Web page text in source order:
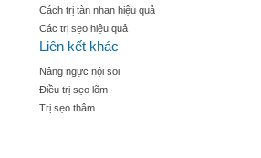
Cách trị tàn nhan hiệu quả
Các trị sẹo hiệu quả
Liên kết khác
Nâng ngực nội soi
Điều trị sẹo lõm
Trị sẹo thâm